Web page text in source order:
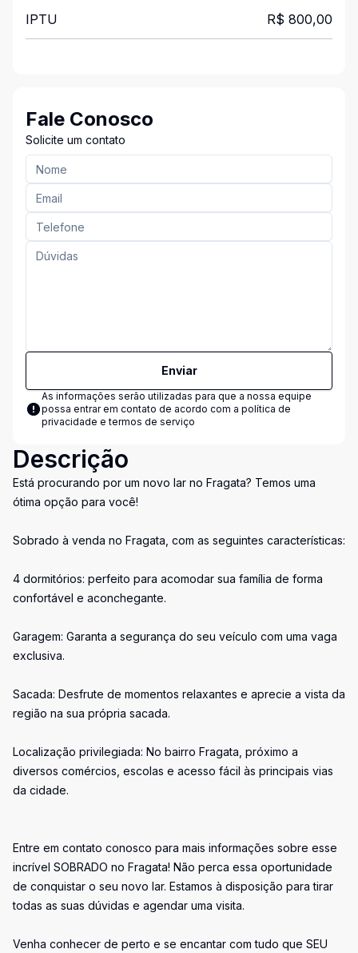
IPTU R$ 800,00
Fale Conosco
Solicite um contato
Enviar
As informações serão utilizadas para que a nossa equipe
possa entrar em contato de acordo com a política de
privacidade e termos de serviço
Descrição
Está procurando por um novo lar no Fragata? Temos uma
ótima opção para você!
Sobrado à venda no Fragata, com as seguintes características:
4 dormitórios: perfeito para acomodar sua família de forma
confortável e aconchegante.
Garagem: Garanta a segurança do seu veículo com uma vaga
exclusiva.
Sacada: Desfrute de momentos relaxantes e aprecie a vista da
região na sua própria sacada.
Localização privilegiada: No bairro Fragata, próximo a
diversos comércios, escolas e acesso fácil às principais vias
da cidade.
Entre em contato conosco para mais informações sobre esse
incrível SOBRADO no Fragata! Não perca essa oportunidade
de conquistar o seu novo lar. Estamos à disposição para tirar
todas as suas dúvidas e agendar uma visita.
Venha conhecer de perto e se encantar com tudo que SEU